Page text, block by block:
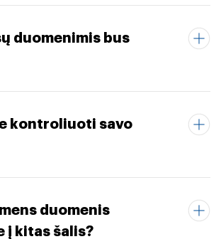
duomenimis bus
kontroliuoti savo
duomenis
į kitas šalis?